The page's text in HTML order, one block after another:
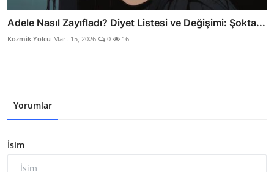
Adele Nasıl Zayıfladı? Diyet Listesi ve Değişimi: Şokta...
Kozmik Yolcu Mart 15, 2026 0 16
Yorumlar
İsim